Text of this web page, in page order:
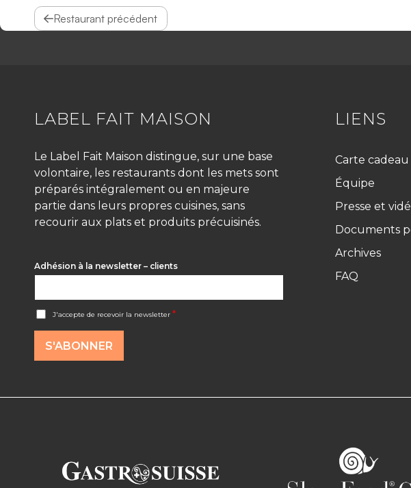
Restaurant précédent
LABEL FAIT MAISON
Le Label Fait Maison distingue, sur une base
volontaire, les restaurants dont les mets sont
préparés intégralement ou en majeure
partie dans leurs propres cuisines, sans
recourir aux plats et produits précuisinés.
Adhésion à la newsletter – clients
A
c
c
d
J'accepte de recevoir la newsletter *
S'ABONNER
LIENS
Carte cadeau
Équipe
Presse et
Documents
Archives
FAQ